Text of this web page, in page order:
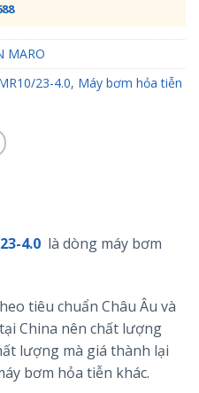
MARO
23-4.0, Máy bơm hỏa tiễn
4.0 là dòng máy bơm
tiêu chuẩn Châu Âu và
China nên chất lượng
lượng mà giá thành lại
bơm hỏa tiễn khác.